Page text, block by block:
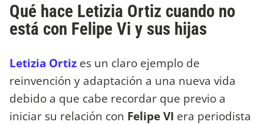
Qué hace Letizia Ortiz cuando no
está con Felipe Vi y sus hijas
Letizia Ortiz es un claro ejemplo de
reinvención y adaptación a una nueva vida
debido a que cabe recordar que previo a
iniciar su relación con FelipeVI era periodista